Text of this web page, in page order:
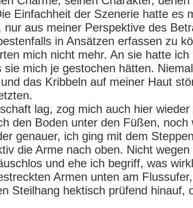
Einfachheit der Szenerie hatte es
aus meiner Perspektive des
in Ansätzen erfassen zu
mich nicht mehr. An sie hatte
mich je gestochen hätten.
das Kribbeln auf meiner Haut
lag, zog mich auch hier
den Boden unter den Füßen, noch
genauer, ich ging mit dem
die Arme nach oben. Nicht
und ehe ich begriff, was
Armen unten am
Steilhang hektisch prüfend hinauf,